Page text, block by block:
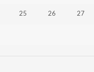
25 26 27